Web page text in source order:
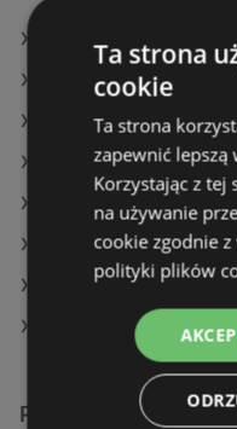
Oferty Delikatesy
Oferty Selgros
Oferty Dealz
Aktualne gazetki
Aktualne gazetki
Aktualne gazetki
Aktualne gazetki Lidl
Aktualne gazetki
Podobne sklepy
Ta strona
cookie
Ta strona
zapewnić
Korzystając z tej
na używanie
cookie zgodnie
polityki plików